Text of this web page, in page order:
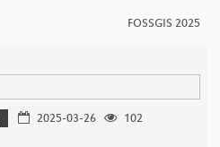
FOSSGIS 2025
2025-03-26
102